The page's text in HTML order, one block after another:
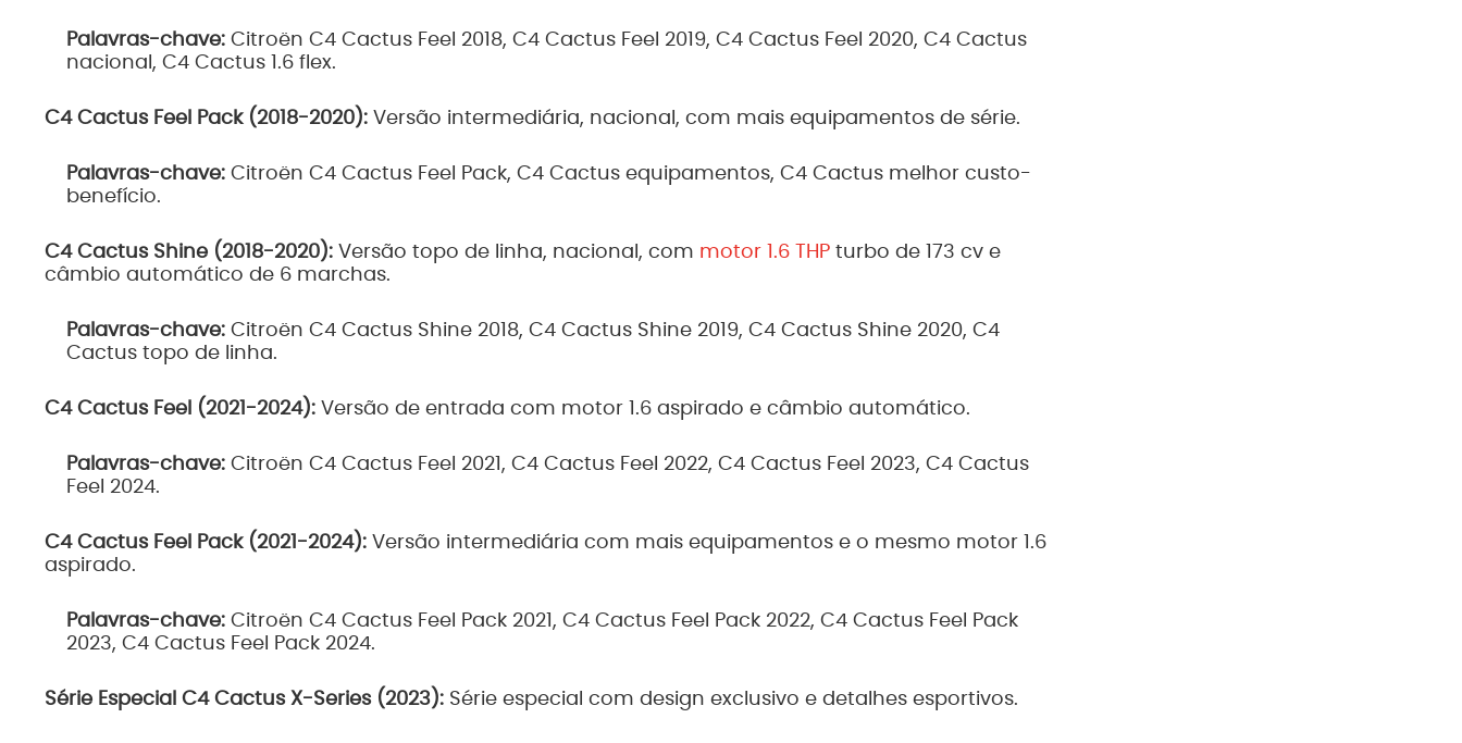
Palavras-chave:Citroën C4 Cactus Feel 2018, C4 Cactus Feel 2019, C4 Cactus Feel 2020, C4 Cactus
nacional, C4 Cactus 1.6 flex.
C4 Cactus Feel Pack (2018-2020): Versão intermediária, nacional, com mais equipamentos de série.
Palavras-chave:Citroën C4 Cactus Feel Pack, C4 Cactus equipamentos, C4 Cactus melhor custo-
benefício.
C4 Cactus Shine (2018-2020): Versão topo de linha, nacional, com motor 1.6 THP turbo de 173 cv e
câmbio automático de 6 marchas.
Palavras-chave:Citroën C4 Cactus Shine 2018, C4 Cactus Shine 2019, C4 Cactus Shine 2020, C4
Cactus topo de linha.
C4 Cactus Feel (2021-2024): Versão de entrada com motor 1.6 aspirado e câmbio automático.
Palavras-chave:Citroën C4 Cactus Feel 2021, C4 Cactus Feel 2022, C4 Cactus Feel 2023, C4 Cactus
Feel 2024.
C4 Cactus Feel Pack (2021-2024): Versão intermediária com mais equipamentos e o mesmo motor 1.6
aspirado.
Palavras-chave:Citroën C4 Cactus Feel Pack 2021, C4 Cactus Feel Pack 2022, C4 Cactus Feel Pack
2023, C4 Cactus Feel Pack 2024.
Série Especial C4 Cactus X-Series (2023): Série especial com design exclusivo e detalhes esportivos.